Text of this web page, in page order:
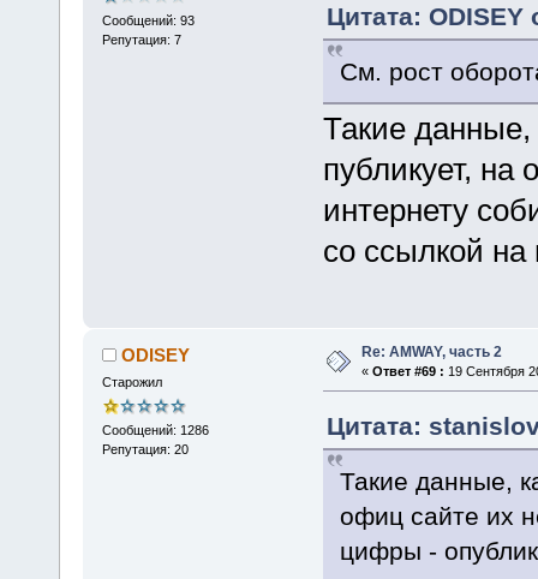
Сообщений: 93
Репутация: 7
Цитата: ODISEY
См. рост
Такие
публикует, на
интернету
со ссылкой на
ODISEY
Старожил
Сообщений: 1286
Репутация: 20
Re: AMWAY, часть 2
« Ответ #69 : 19 Сентября
Цитата:
Такие данные,
офиц сайте их
цифры -